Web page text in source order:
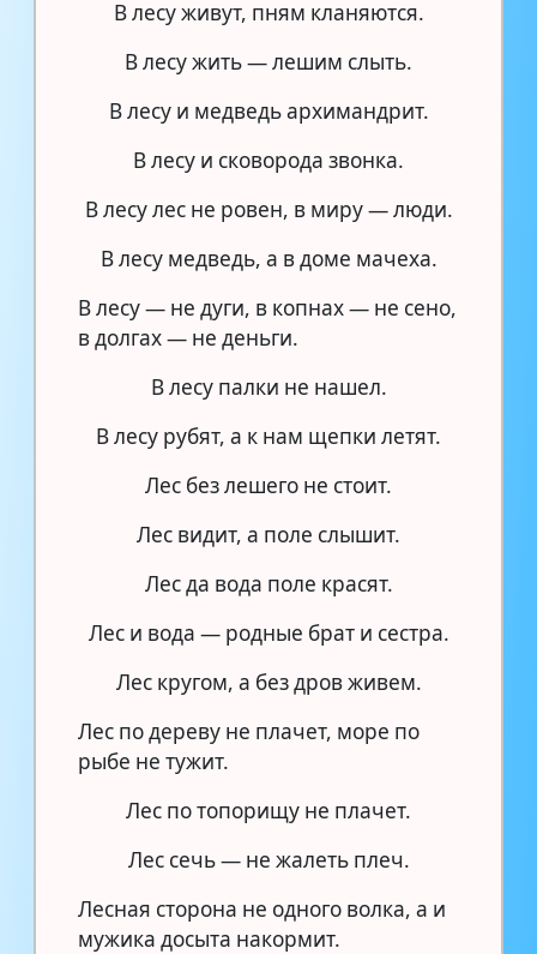
В лесу живут, пням кланяются.
В лесу жить — лешим слыть.
В лесу и медведь архимандрит.
В лесу и сковорода звонка.
В лесу лес не ровен, в миру — люди.
В лесу медведь, а в доме мачеха.
В лесу — не дуги, в копнах — не сено,
в долгах — не деньги.
В лесу палки не нашел.
В лесу рубят, а к нам щепки летят.
Лес без лешего не стоит.
Лес видит, а поле слышит.
Лес да вода поле красят.
Лес и вода — родные брат и сестра.
Лес кругом, а без дров живем.
Лес по дереву не плачет, море по
рыбе не тужит.
Лес по топорищу не плачет.
Лес сечь — не жалеть плеч.
Лесная сторона не одного волка, а и
мужика досыта накормит.